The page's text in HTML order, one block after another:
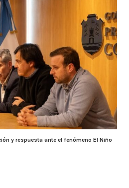
y respuesta ante el fenómeno El Niño